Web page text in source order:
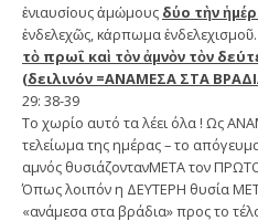
ἐνιαυσίους ἀμώμους δύο τὴν
ἐνδελεχῶς, κάρπωμα ἐνδελεχισμοῦ.
τὸ πρωΐ καὶ τὸν ἀμνὸν τὸν
(δειλινόν =ΑΝΑΜΕΣΑ ΣΤΑ
29: 38-39
Το χωρίο αυτό τα λέει όλα ! Ως
τελείωμα της ημέρας – το
αμνός θυσιάζοντανΜΕΤΑ τον
Όπως λοιπόν η ΔΕΥΤΕΡΗ θυσία
«ανάμεσα στα βράδια» προς το